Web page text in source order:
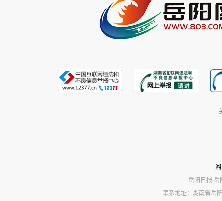
岳阳日报·岳
联系地址：湖南省岳